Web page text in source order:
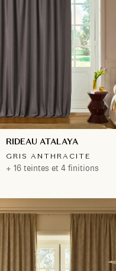
RIDEAU ATALAYA
GRIS ANTHRACITE
+ 16 teintes et 4 finitions